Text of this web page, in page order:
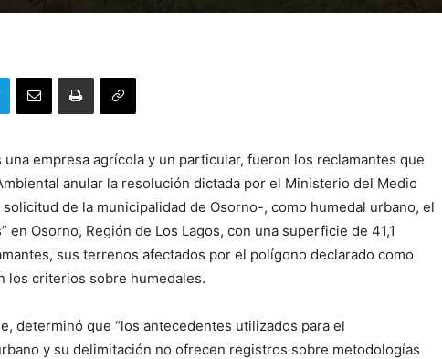
empresa agrícola y un particular, fueron los reclamantes que
anular la resolución dictada por el Ministerio del Medio
de la municipalidad de Osorno-, como humedal urbano, el
en Osorno, Región de Los Lagos, con una superficie de 41,1
sus terrenos afectados por el polígono declarado como
los criterios sobre humedales.
determinó que “los antecedentes utilizados para el
y su delimitación no ofrecen registros sobre metodologías